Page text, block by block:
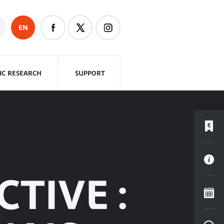
EN
RESEARCH SUPPORT
: